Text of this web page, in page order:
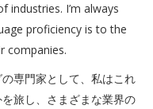
industries. I’m always
proficiency is to the
companies.
専門家として、私はこれ
旅し、さまざまな業界の